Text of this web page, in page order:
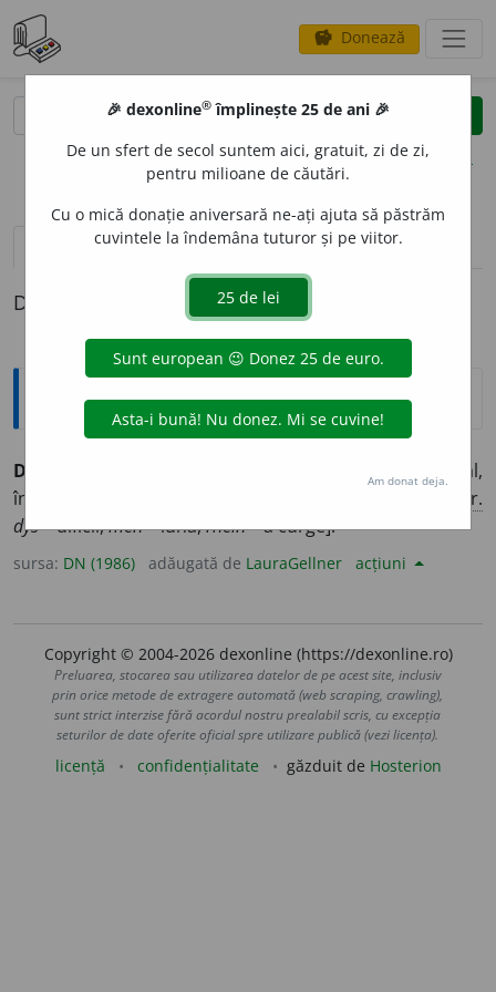
savings Donează
clear
opțiuni
definiții (1)
Definiția cu ID-ul 406052:
Explicative DEX
DISMENOR
) Tulburare a fluxului menstrual,
însoțită de obicei de dureri. [<
gr.
dys– dificil,men– lună,rhein– a curge].
sursa: DN (1986) adăugată de LauraGellner acțiuni
Copyright © 2004-2026 dexonline (https://dexonline.ro)
Preluarea, stocarea sau utilizarea datelor de pe acest site, inclusiv
prin orice metode de extragere automată (web scraping, crawling),
sunt strict interzise fără acordul nostru prealabil scris, cu excepția
seturilor de date oferite oficial spre utilizare publică (vezi licența).
licență confidențialitate găzduit de Hosterion
🎉 dexonline® împlinește 25 de ani 🎉
De un sfert de secol suntem aici, gratuit, zi de zi,
pentru milioane de căutări.
Cu o mică donație aniversară ne-ați ajuta să păstrăm
cuvintele la îndemâna tuturor și pe viitor.
Am donat deja.